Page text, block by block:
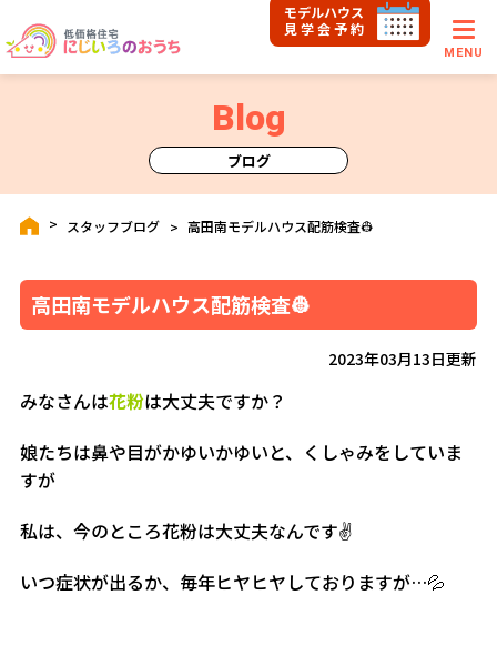
モデルハウス
見学会予約
MENU
ブログ
Blog
スタッフブログ 高田南モデルハウス配筋検査👷
高田南モデルハウス配筋検査👷
2023年03月13日更新
みなさんは花粉は大丈夫ですか？
娘たちは鼻や目がかゆいかゆいと、くしゃみをしていま
すが
私は、今のところ花粉は大丈夫なんです✌️
いつ症状が出るか、毎年ヒヤヒヤしておりますが…💦